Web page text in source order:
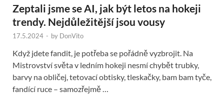
Zeptali jsme se AI, jak být letos na hokeji
trendy. Nejdůležitější jsou vousy
17.5.2024 - by DonVito
Když jdete fandit, je potřeba se pořádně vyzbrojit. Na
Mistrovství světa v ledním hokeji nesmí chybět trubky,
barvy na obličej, tetovací obtisky, tleskačky, bam bam tyče,
fandící ruce – samozřejmě …